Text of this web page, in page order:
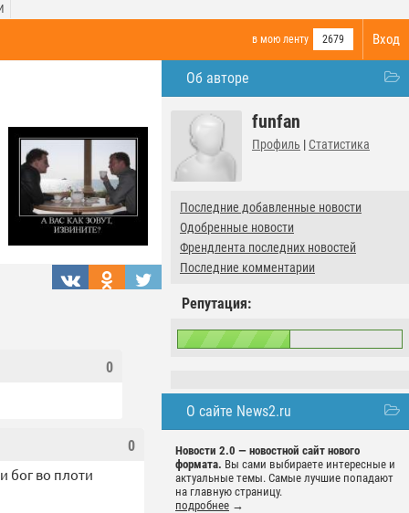
Вход
в мою ленту 2679
Об авторе
funfan
Профиль | Статистика
Последние добавленные новости
Одобренные новости
Френдлента последних новостей
Последние комментарии
Репутация:
О сайте News2.ru
Новости 2.0 — новостной сайт нового
формата. Вы сами выбираете интересные и
актуальные темы. Самые лучшие попадают
на главную страницу.
подробнее →
0
0
бог во плоти